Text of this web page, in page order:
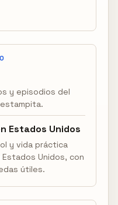
y episodios del
Estados Unidos
y vida práctica
Unidos, con
útiles.